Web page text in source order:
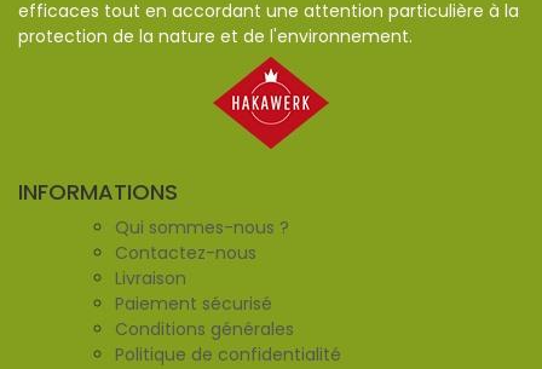
efficaces tout en accordant une attention particulière à la
protection de la nature et de l'environnement.
INFORMATIONS
Qui sommes-nous ?
Contactez-nous
Livraison
Paiement sécurisé
Conditions générales
Politique de confidentialité